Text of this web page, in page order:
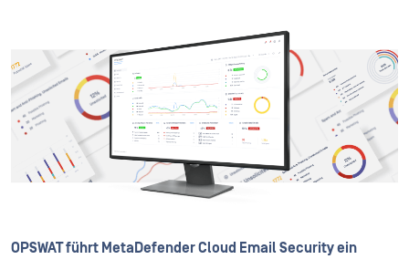
OPSWAT führt MetaDefender Cloud Email Security ein